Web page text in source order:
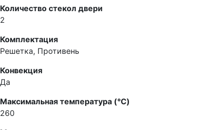
Количество стекол двери
2
Комплектация
Решетка, Противень
Конвекция
Да
Максимальная температура (°C)
260